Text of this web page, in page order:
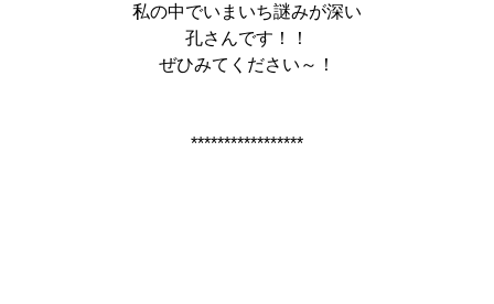
私の中でいまいち謎みが深い
孔さんです！！
ぜひみてください～！
*****************